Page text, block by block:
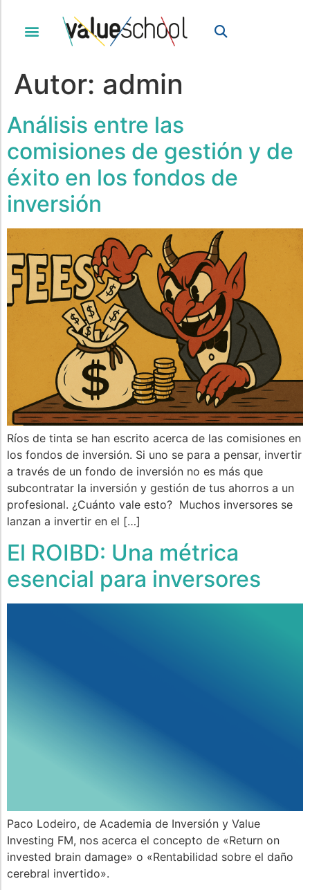
Autor: admin
Análisis entre las
comisiones de gestión y de
éxito en los fondos de
inversión
Ríos de tinta se han escrito acerca de las comisiones en
los fondos de inversión. Si uno se para a pensar, invertir
a través de un fondo de inversión no es más que
subcontratar la inversión y gestión de tus ahorros a un
profesional. ¿Cuánto vale esto? Muchos inversores se
lanzan a invertir en el […]
El ROIBD: Una métrica
esencial para inversores
Paco Lodeiro, de Academia de Inversión y Value
Investing FM, nos acerca el concepto de «Return on
invested brain damage» o «Rentabilidad sobre el daño
cerebral invertido».